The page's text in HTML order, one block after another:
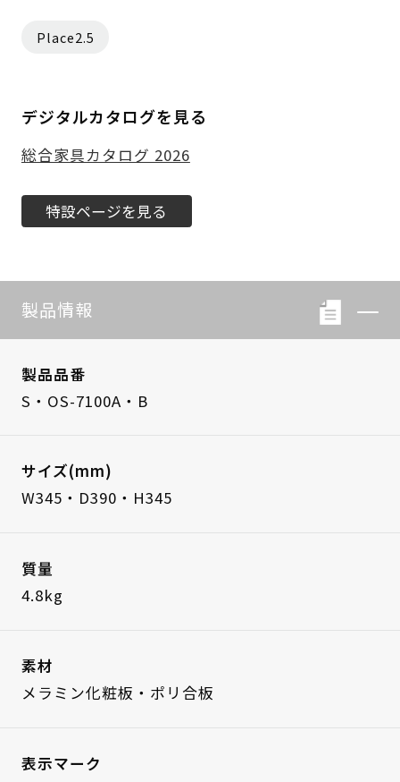
Place2.5
デジタルカタログを見る
総合家具カタログ 2026
特設ページを見る
製品情報
製品品番
S・OS-7100A・B
サイズ(mm)
W345・D390・H345
質量
4.8kg
素材
メラミン化粧板・ポリ合板
表示マーク